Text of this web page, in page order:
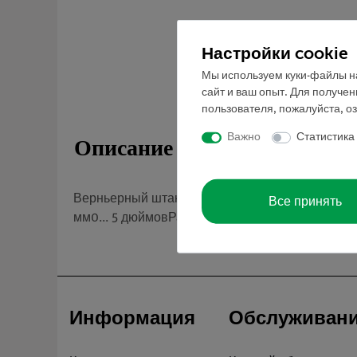
Описание
Верньерный штангенциркуль из пластика с
мм0... 5 дюймовРазмеры В × Ш × Г (мм):185 × 70
Информация
Настройки cookie
Мы используем куки-файлы
сайт и ваш опыт. Для
пользователя, пожалуйста,
Важно Статистика
Все принять